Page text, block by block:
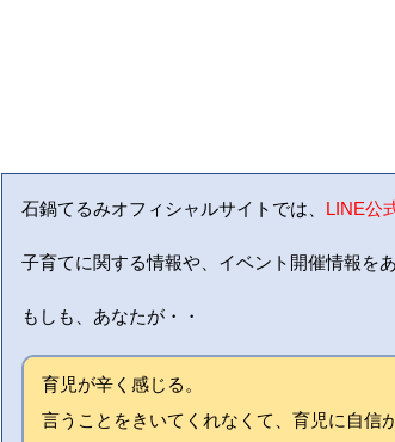
石鍋てるみオフィシャルサイトでは、 LINE公
子育てに関する情報や、イベント開催情報を
もしも、あなたが・・
育児が辛く感じる。
言うことをきいてくれなくて、育児に自信